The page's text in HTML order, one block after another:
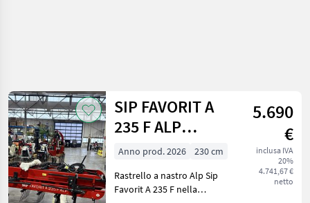
SIP FAVORIT A
235 F ALP
Rastrello a
nastro a 5 file
5.690
€
inclusa IVA
20%
4.741,67 €
netto
Anno prod. 2026
230 cm
Rastrello a nastro Alp Sip
Favorit A 235 F nella